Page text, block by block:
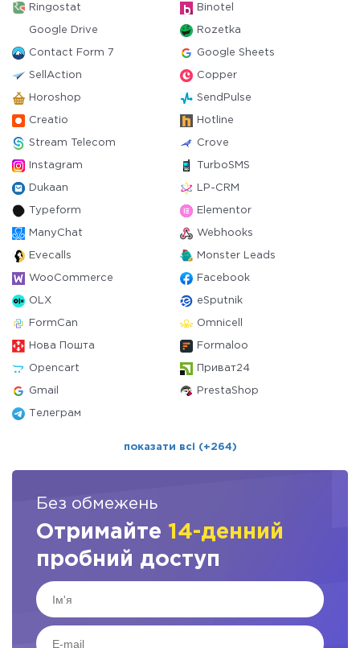
Ringostat Binotel
Google Drive Rozetka
Contact Form 7 Google Sheets
SellAction Copper
Horoshop SendPulse
Creatio Hotline
Stream Telecom Crove
Instagram TurboSMS
Dukaan LP-CRM
Typeform Elementor
ManyChat Webhooks
Evecalls Monster Leads
WooCommerce Facebook
OLX eSputnik
FormCan Omnicell
Нова Пошта Formaloo
Opencart Приват24
Gmail PrestaShop
Телеграм
показати всі (+264)
Без обмежень
Отримайте 14-денний
пробний доступ